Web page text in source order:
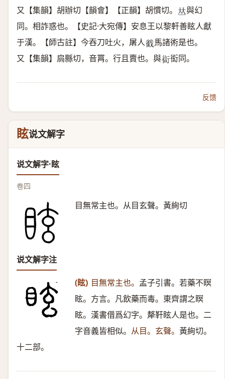
又【集韻】胡辦切【韻會】【正韻】胡慣切。 𠀤與幻
同。相詐惑也。【史記·大宛傳】安息王以黎軒善眩人獻
于漢。【師古註】今吞刀吐火，屠人𢧵 馬諸術是也。
又【集韻】扃縣切，音罥。行且賣也。與𧗳 衒同。
反馈
眩说文解字
说文解字·眩
卷四
目無常主也。从目玄聲。黃絢切
说文解字注
(眩) 目無常主也。 孟子引書。若藥不瞑
眩。方言。凡飲藥而毒。東齊謂之瞑
眩。漢書借爲幻字。犛靬眩人是也。二
字音義皆相似。 从目。玄聲。 黃絢切。
十二部。